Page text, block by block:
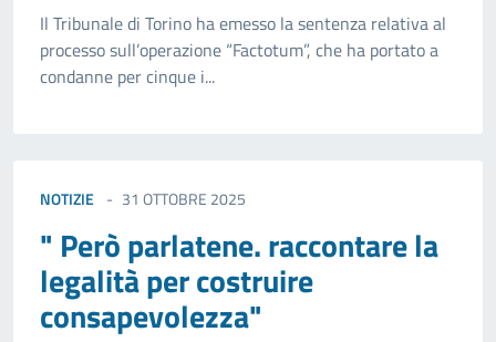
Il Tribunale di Torino ha emesso la sentenza relativa al
processo sull’operazione “Factotum”, che ha portato a
condanne per cinque i...
NOTIZIE 31 OTTOBRE 2025
" Però parlatene. raccontare la
legalità per costruire
consapevolezza"